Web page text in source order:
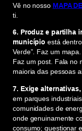
Vê no nosso MAPA
ti.
6. Produz e partilha
município está
Verde”. Faz um
Faz um post. Fala no
maioria das pessoas
7. Exige
em parques
comunidades de
onde genuinamente
consumo; questionar